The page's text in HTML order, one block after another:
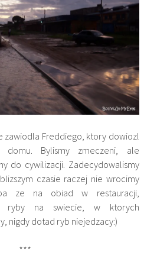
zawiodla Freddiego, ktory dowiozl
Bylismy zmeczeni, ale
do cywilizacji. Zadecydowalismy
czasie raczej nie wrocimy
ze na obiad w restauracji,
ryby na swiecie, w ktorych
nigdy dotad ryb niejedzacy:)
***